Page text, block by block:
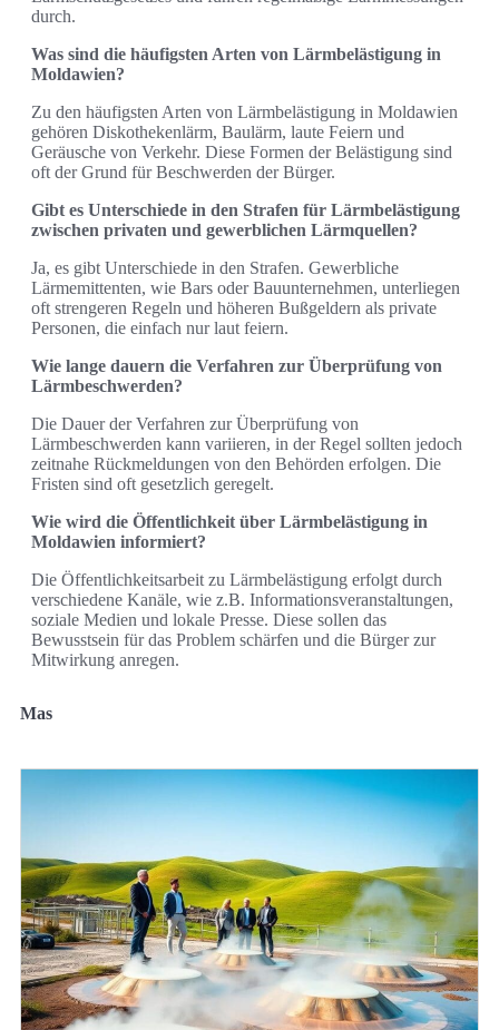
durch.
Was sind die häufigsten Arten von Lärmbelästigung in
Moldawien?
Zu den häufigsten Arten von Lärmbelästigung in Moldawien
gehören Diskothekenlärm, Baulärm, laute Feiern und
Geräusche von Verkehr. Diese Formen der Belästigung sind
oft der Grund für Beschwerden der Bürger.
Gibt es Unterschiede in den Strafen für Lärmbelästigung
zwischen privaten und gewerblichen Lärmquellen?
Ja, es gibt Unterschiede in den Strafen. Gewerbliche
Lärmemittenten, wie Bars oder Bauunternehmen, unterliegen
oft strengeren Regeln und höheren Bußgeldern als private
Personen, die einfach nur laut feiern.
Wie lange dauern die Verfahren zur Überprüfung von
Lärmbeschwerden?
Die Dauer der Verfahren zur Überprüfung von
Lärmbeschwerden kann variieren, in der Regel sollten jedoch
zeitnahe Rückmeldungen von den Behörden erfolgen. Die
Fristen sind oft gesetzlich geregelt.
Wie wird die Öffentlichkeit über Lärmbelästigung in
Moldawien informiert?
Die Öffentlichkeitsarbeit zu Lärmbelästigung erfolgt durch
verschiedene Kanäle, wie z.B. Informationsveranstaltungen,
soziale Medien und lokale Presse. Diese sollen das
Bewusstsein für das Problem schärfen und die Bürger zur
Mitwirkung anregen.
Mas